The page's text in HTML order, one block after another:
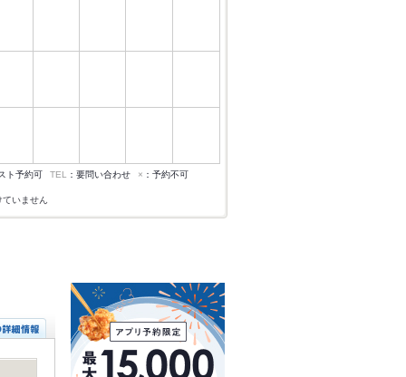
ト予約可 TEL ：要問い合わせ × ：予約不可
いません